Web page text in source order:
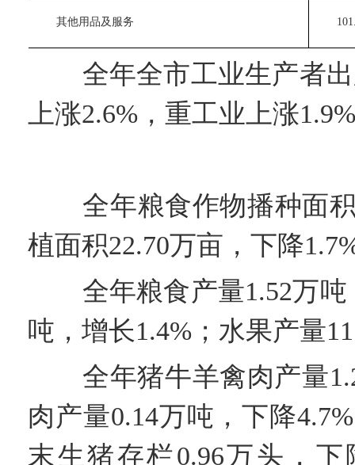
其他用品及服务
全年全市工业生产者出
上涨2.6%，重工业上涨
全年粮食作物播种面积
植面积22.70万亩，下降
全年粮食产量1.52万吨
吨，增长1.4%；水果产量
全年猪牛羊禽肉产量
肉产量0.14万吨，下降
末生猪存栏0.96万头，下